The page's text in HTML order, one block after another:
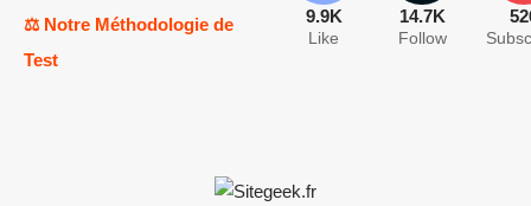
⚖️ Notre Méthodologie de
Test
9.9K
Like
14.7K
Follow